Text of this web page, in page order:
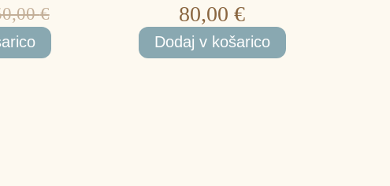
€
80,00€
Dodaj v košarico